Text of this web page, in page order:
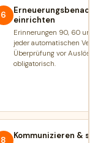
6
einrichten
Erinnerungen 90, 60 und
jeder automatischen
Überprüfung vor
obligatorisch.
8 Kommunizieren &